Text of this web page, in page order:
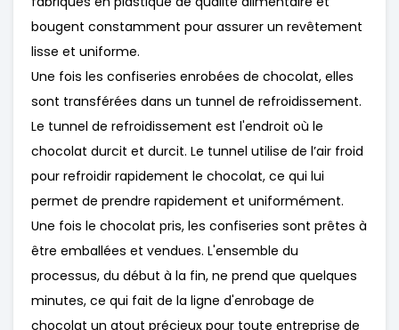
bougent constamment pour assurer un revêtement
lisse et uniforme.
Une fois les confiseries enrobées de chocolat, elles
sont transférées dans un tunnel de refroidissement.
Le tunnel de refroidissement est l'endroit où le
chocolat durcit et durcit. Le tunnel utilise de l’air froid
pour refroidir rapidement le chocolat, ce qui lui
permet de prendre rapidement et uniformément.
Une fois le chocolat pris, les confiseries sont prêtes à
être emballées et vendues. L'ensemble du
processus, du début à la fin, ne prend que quelques
minutes, ce qui fait de la ligne d'enrobage de
chocolat un atout précieux pour toute entreprise de